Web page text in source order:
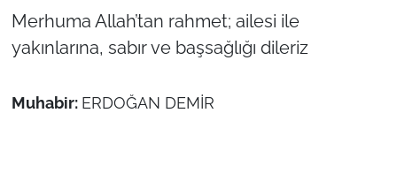
Merhuma Allah’tan rahmet; ailesi ile
yakınlarına, sabır ve başsağlığı dileriz
Muhabir: ERDOĞAN DEMİR